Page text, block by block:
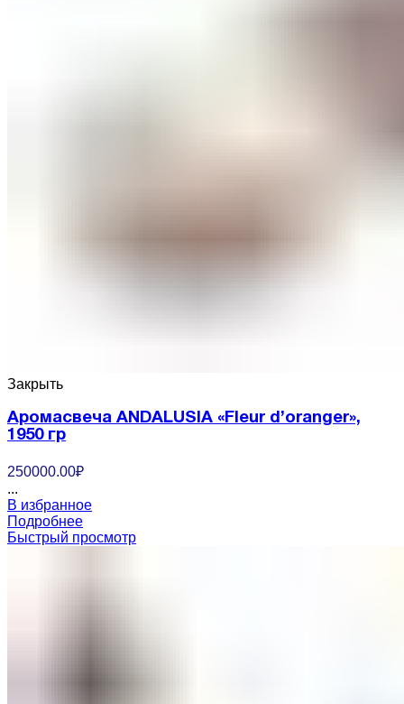
Закрыть
Аромасвеча ANDALUSIA «Fleur d’oranger»,
1950 гр
250000.00₽
...
В избранное
Подробнее
Быстрый просмотр